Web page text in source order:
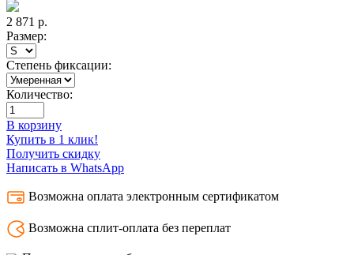
2 871 р.
Размер:
Степень фиксации:
Количество:
В корзину
Купить в 1 клик!
Получить скидку
Написать в WhatsApp
Возможна оплата электронным сертификатом
Возможна сплит-оплата без переплат